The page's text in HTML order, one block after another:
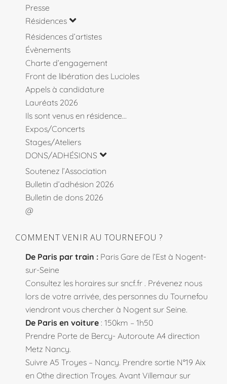
Presse
Résidences
Résidences d’artistes
Évènements
Charte d’engagement
Front de libération des Lucioles
Appels à candidature
Lauréats 2026
Ils sont venus en résidence…
Expos/Concerts
Stages/Ateliers
DONS/ADHÉSIONS
Soutenez l’Association
Bulletin d’adhésion 2026
Bulletin de dons 2026
@
COMMENT VENIR AU TOURNEFOU ?
De Paris par train : Paris Gare de l’Est à Nogent-
sur-Seine
Consultez les horaires sur sncf.fr . Prévenez nous
lors de votre arrivée, des personnes du Tournefou
viendront vous chercher à Nogent sur Seine.
De Paris en voiture : 150km – 1h50
Prendre Porte de Bercy- Autoroute A4 direction
Metz Nancy.
Suivre A5 Troyes – Nancy. Prendre sortie N°19 Aix
en Othe direction Troyes. Avant Villemaur sur